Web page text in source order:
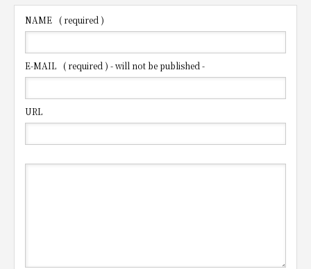
NAME ( required )
E-MAIL ( required ) - will not be published -
URL